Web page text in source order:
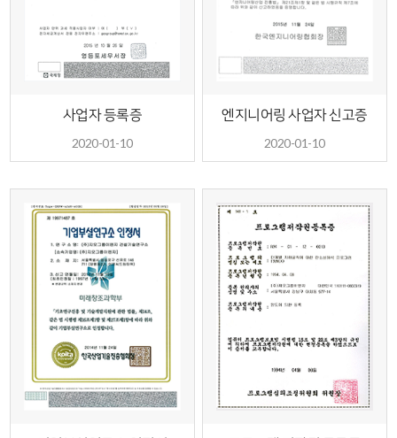
사업자 등록증
2020-01-10
엔지니어링 사업자 신고증
2020-01-10